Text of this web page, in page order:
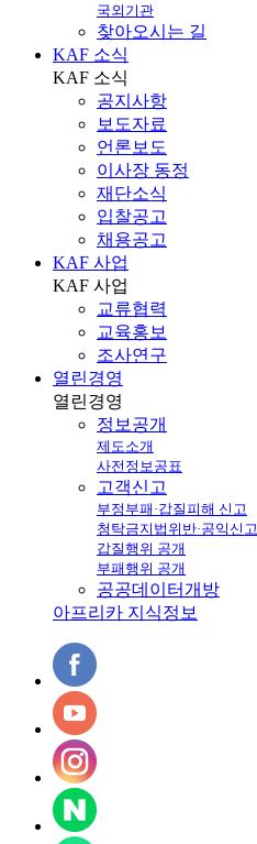
국외기관
찾아오시는 길
KAF 소식
KAF 소식
공지사항
보도자료
언론보도
이사장 동정
재단소식
입찰공고
채용공고
KAF 사업
KAF 사업
교류협력
교육홍보
조사연구
열린경영
열린경영
정보공개
제도소개
사전정보공표
고객신고
부정부패·갑질피해 신고
청탁금지법위반·공익신고
갑질행위 공개
부패행위 공개
공공데이터개방
아프리카 지식정보